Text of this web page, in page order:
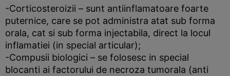
-Corticosteroizii – sunt antiinflamatoare foarte
puternice, care se pot administra atat sub forma
orala, cat si sub forma injectabila, direct la locul
inflamatiei (in special articular);
-Compusii biologici – se folosesc in special
blocanti ai factorului de necroza tumorala (anti